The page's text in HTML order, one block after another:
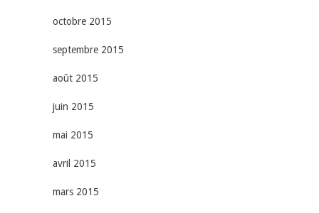
octobre 2015
septembre 2015
août 2015
juin 2015
mai 2015
avril 2015
mars 2015